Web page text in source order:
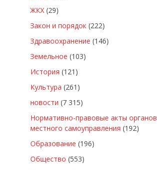
ЖКХ (29)
Закон и порядок (222)
Здравоохранение (146)
Земельное (103)
История (121)
Культура (261)
новости (7 315)
Нормативно-правовые акты органов
местного самоуправления (192)
Образование (196)
Общество (553)